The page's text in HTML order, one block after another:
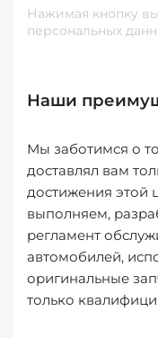
Нажимая кнопку
персональных
Наши
Мы заботимся о
доставлял вам
достижения этой
выполняем,
регламент
автомобилей,
оригинальные
только